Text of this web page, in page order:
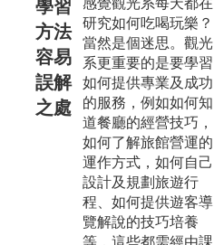
學習
方法
容易
誤解
之處
研究如何吃喝玩樂？
當然是個迷思。觀光
系更重要的是要學習
如何提供專業及成功
的服務，例如如何知
道餐廳的經營技巧，
如何了解旅館營運的
運作方式，如何自己
設計及規劃旅遊行
程、如何提供遊客導
覽解說的技巧培養
等，這些都需經由課